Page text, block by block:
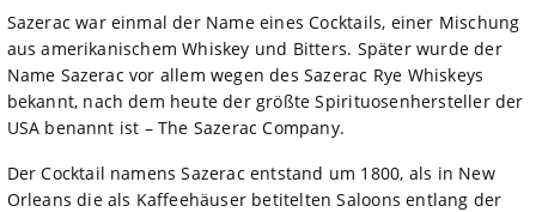
Sazerac war einmal der Name eines Cocktails, einer Mischung
aus amerikanischem Whiskey und Bitters. Später wurde der
Name Sazerac vor allem wegen des Sazerac Rye Whiskeys
bekannt, nach dem heute der größte Spirituosenhersteller der
USA benannt ist – The Sazerac Company.
Der Cocktail namens Sazerac entstand um 1800, als in New
Orleans die als Kaffeehäuser betitelten Saloons entlang der